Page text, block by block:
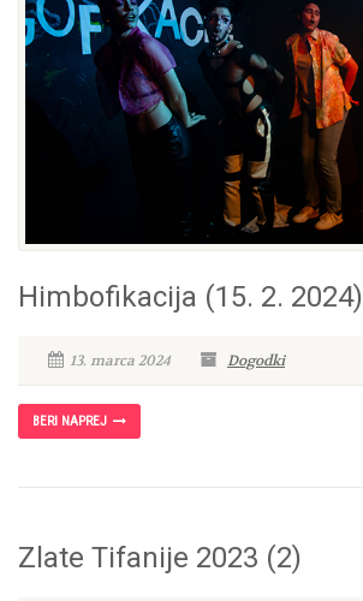
Himbofikacija (15. 2. 2024)
13. marca 2024 Dogodki
BERI NAPREJ
Zlate Tifanije 2023 (2)